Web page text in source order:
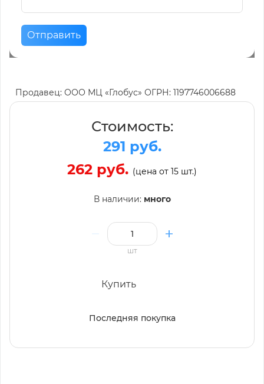
Отправить
Продавец: ООО МЦ «Глобус» ОГРН: 1197746006688
Стоимость:
291 руб.
262 руб. (цена от 15 шт.)
В наличии: много
шт
Купить
Последняя покупка